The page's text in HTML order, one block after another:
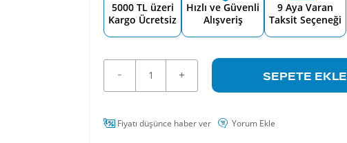
5000 TL üzeri
Kargo Ücretsiz
Hızlı ve Güvenli
Alışveriş
9 Aya Varan
Taksit Seçeneği
SEPETE EKLE
Fiyatı düşünce haber ver Yorum Ekle